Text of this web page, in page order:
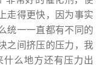
走得更快，因为事实
统一一直都有不同的
之间挤压的压力，我
么地方还有压力出